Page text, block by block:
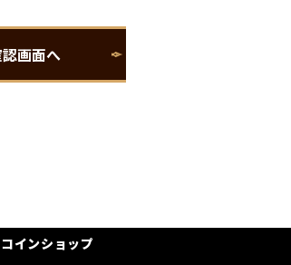
コインショップ